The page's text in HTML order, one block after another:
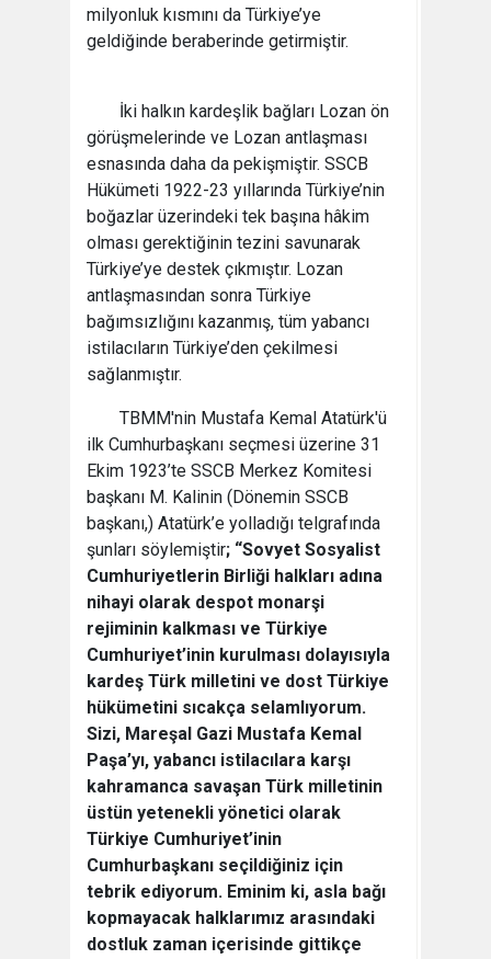
milyonluk kısmını da Türkiye’ye
geldiğinde beraberinde getirmiştir.
İki halkın kardeşlik bağları Lozan ön
görüşmelerinde ve Lozan antlaşması
esnasında daha da pekişmiştir. SSCB
Hükümeti 1922-23 yıllarında Türkiye’nin
boğazlar üzerindeki tek başına hâkim
olması gerektiğinin tezini savunarak
Türkiye’ye destek çıkmıştır. Lozan
antlaşmasından sonra Türkiye
bağımsızlığını kazanmış, tüm yabancı
istilacıların Türkiye’den çekilmesi
sağlanmıştır.
TBMM'nin Mustafa Kemal Atatürk'ü
ilk Cumhurbaşkanı seçmesi üzerine 31
Ekim 1923’te SSCB Merkez Komitesi
başkanı M. Kalinin (Dönemin SSCB
başkanı,) Atatürk’e yolladığı telgrafında
şunları söylemiştir; “Sovyet Sosyalist
Cumhuriyetlerin Birliği halkları adına
nihayi olarak despot monarşi
rejiminin kalkması ve Türkiye
Cumhuriyet’inin kurulması dolayısıyla
kardeş Türk milletini ve dost Türkiye
hükümetini sıcakça selamlıyorum.
Sizi, Mareşal Gazi Mustafa Kemal
Paşa’yı, yabancı istilacılara karşı
kahramanca savaşan Türk milletinin
üstün yetenekli yönetici olarak
Türkiye Cumhuriyet’inin
Cumhurbaşkanı seçildiğiniz için
tebrik ediyorum. Eminim ki, asla bağı
kopmayacak halklarımız arasındaki
dostluk zaman içerisinde gittikçe